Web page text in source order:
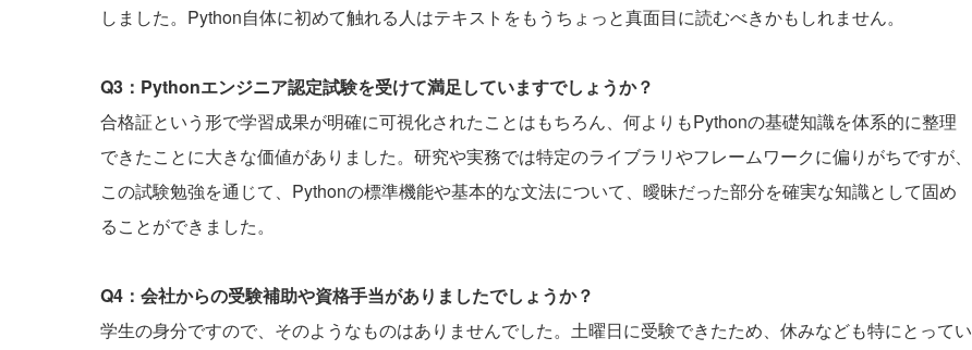
しました。Python自体に初めて触れる人はテキストをもうちょっと真面目に読むべきかもしれません。
Q3：Pythonエンジニア認定試験を受けて満足していますでしょうか？
合格証という形で学習成果が明確に可視化されたことはもちろん、何よりもPythonの基礎知識を体系的に整理
できたことに大きな価値がありました。研究や実務では特定のライブラリやフレームワークに偏りがちですが、
この試験勉強を通じて、Pythonの標準機能や基本的な文法について、曖昧だった部分を確実な知識として固め
ることができました。
Q4：会社からの受験補助や資格手当がありましたでしょうか？
学生の身分ですので、そのようなものはありませんでした。土曜日に受験できたため、休みなども特にとってい